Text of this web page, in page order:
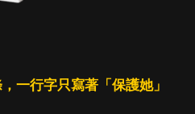
一行字只寫著「保護她」